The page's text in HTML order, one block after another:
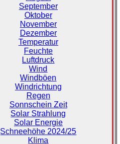
September
Oktober
November
Dezember
Temperatur
Feuchte
Luftdruck
Wind
Windböen
Windrichtung
Regen
Sonnschein Zeit
Solar Strahlung
Solar Energie
Schneehöhe 2024/25
Klima